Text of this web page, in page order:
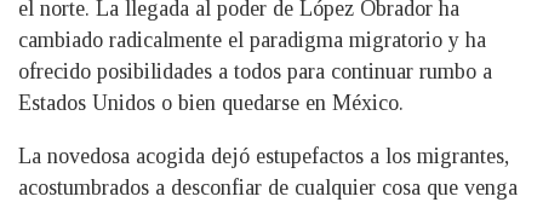
el norte. La llegada al poder de López Obrador ha
cambiado radicalmente el paradigma migratorio y ha
ofrecido posibilidades a todos para continuar rumbo a
Estados Unidos o bien quedarse en México.
La novedosa acogida dejó estupefactos a los migrantes,
acostumbrados a desconfiar de cualquier cosa que venga